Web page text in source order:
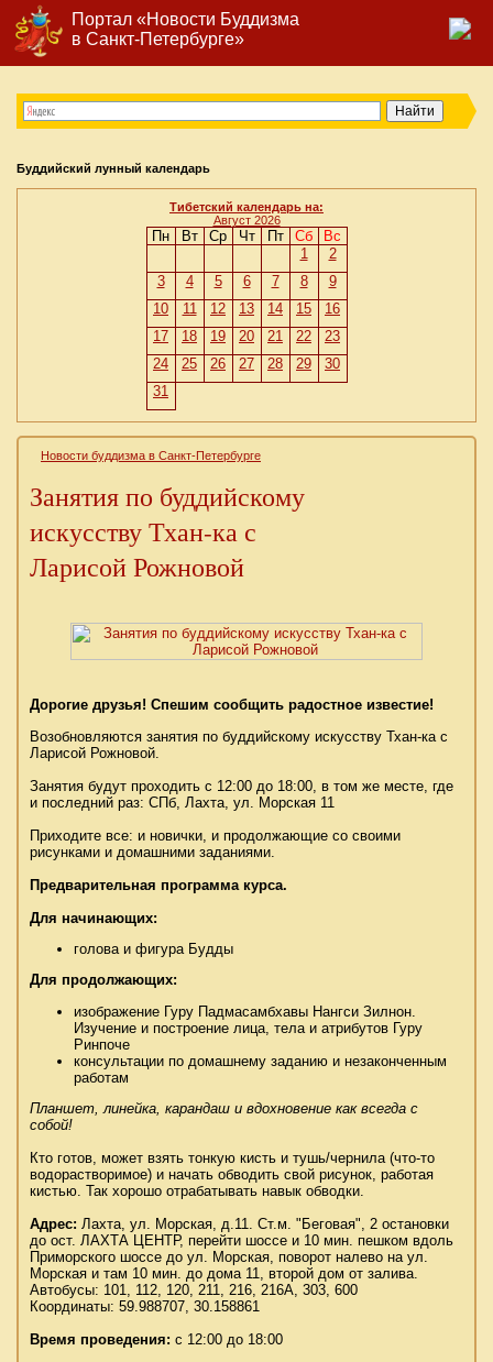
Портал «Новости Буддизма
в Санкт-Петербурге»
Буддийский лунный календарь
Тибетский календарь на:
Август 2026
Пн Вт Ср Чт Пт Сб
Вс
1
2
3
4 5 6 7 8
9
10
11 12 13 14 15
16
17
18 19 20 21 22
23
24
25 26 27 28 29
30
31
Новости буддизма в Санкт-Петербурге
Занятия по буддийскому
искусству Тхан-ка с
Ларисой Рожновой
Дорогие друзья! Спешим сообщить радостное известие!
Возобновляются занятия по буддийскому искусству Тхан-ка с
Ларисой Рожновой.
Занятия будут проходить с 12:00 до 18:00, в том же месте, где
и последний раз: СПб, Лахта, ул. Морская 11
Приходите все: и новички, и продолжающие со своими
рисунками и домашними заданиями.
Предварительная программа курса.
Для начинающих:
голова и фигура Будды
Для продолжающих:
изображение Гуру Падмасамбхавы Нангси Зилнон.
Изучение и построение лица, тела и атрибутов Гуру
Ринпоче
консультации по домашнему заданию и незаконченным
работам
Планшет, линейка, карандаш и вдохновение как всегда с
собой!
Кто готов, может взять тонкую кисть и тушь/чернила (что-то
водорастворимое) и начать обводить свой рисунок, работая
кистью. Так хорошо отрабатывать навык обводки.
Адрес: Лахта, ул. Морская, д.11. Ст.м. "Беговая", 2 остановки
до ост. ЛАХТА ЦЕНТР, перейти шоссе и 10 мин. пешком вдоль
Приморского шоссе до ул. Морская, поворот налево на ул.
Морская и там 10 мин. до дома 11, второй дом от залива.
Автобусы: 101, 112, 120, 211, 216, 216А, 303, 600
Координаты: 59.988707, 30.158861
Время проведения: с 12:00 до 18:00